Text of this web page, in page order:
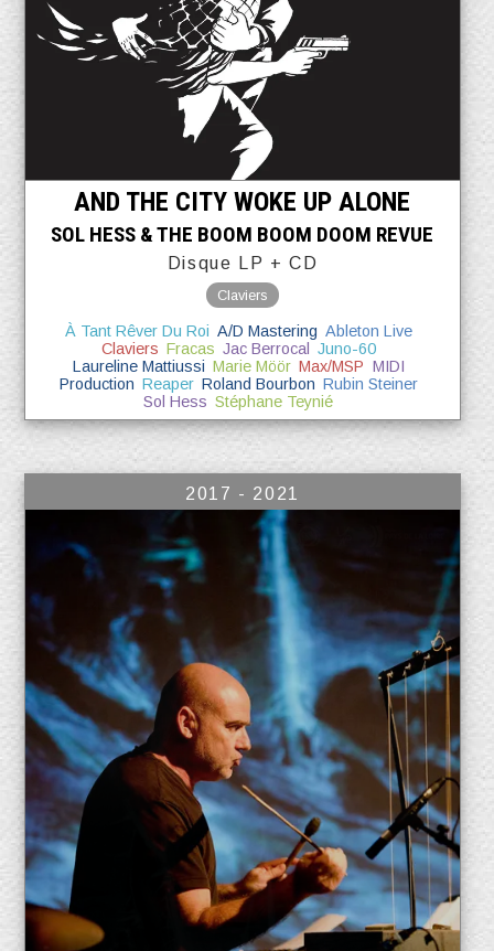
AND THE CITY WOKE UP ALONE
SOL HESS & THE BOOM BOOM DOOM REVUE
Disque LP + CD
Claviers
À Tant Rêver Du Roi A/D Mastering Ableton Live
Claviers Fracas Jac Berrocal
Juno-60
Laureline Mattiussi Marie Möör Max/MSP MIDI
Production Reaper Roland Bourbon Rubin Steiner
Sol Hess Stéphane Teynié
2017 - 2021